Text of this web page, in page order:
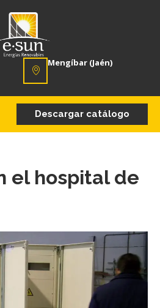
Mengíbar (Jaén)
Descargar catálogo
el hospital de